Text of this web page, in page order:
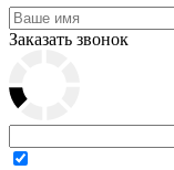
Заказать звонок